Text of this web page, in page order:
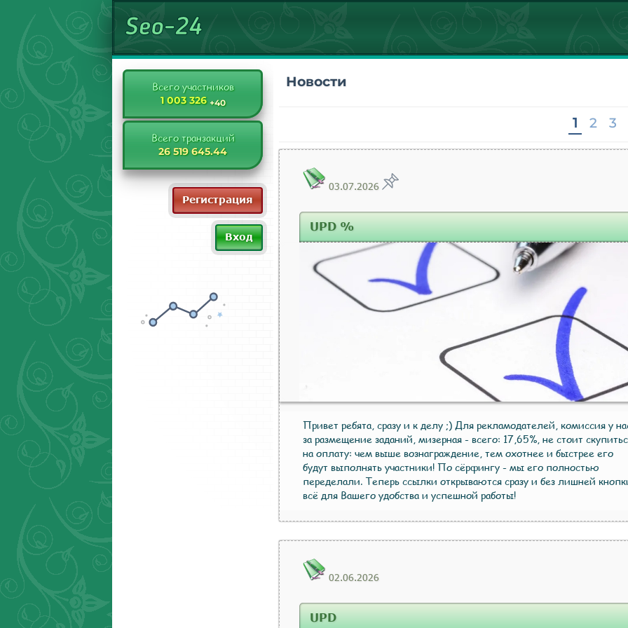
Всего участников
1 003 326 +40
Всего транзакций
26 519 645.44
Регистрация
Вход
Новости
1 2 3
03.07.2026
UPD %
Привет ребята, сразу и к делу ;) Для рекламодателей, комиссия у
за размещение заданий, мизерная - всего: 17,65%, не стоит
на оплату: чем выше вознаграждение, тем охотнее и быстрее его
будут выполнять участники! По сёрфингу - мы его полностью
переделали. Теперь ссылки открываются сразу и без лишней
всё для Вашего удобства и успешной работы!
02.06.2026
UPD